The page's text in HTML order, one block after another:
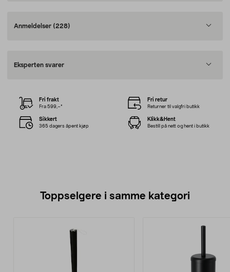
Anmeldelser (228)
Eksperten svarer
Fri frakt
Fra 599,–*
Fri retur
Returner til valgfri butikk
Sikkert
365 dagers åpent kjøp
Klikk&Hent
Bestill på nett og hent i butikk
Toppselgere i samme kategori